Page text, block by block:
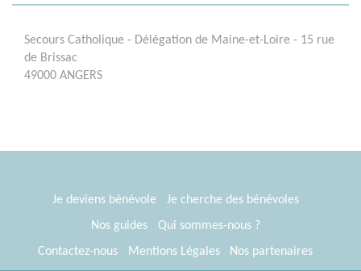
Secours Catholique - Délégation de Maine-et-Loire - 15 rue
de Brissac
49000 ANGERS
Je deviens bénévole
Je cherche des bénévoles
Nos guides
Qui sommes-nous ?
Contactez-nous
Mentions Légales Nos partenaires